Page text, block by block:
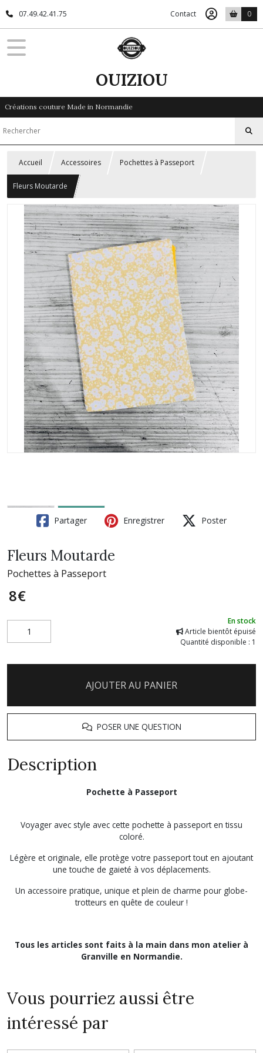
07.49.42.41.75 Contact 0
OUIZIOU
Créations couture Made in Normandie
Accueil Accessoires Pochettes à Passeport
Fleurs Moutarde
Partager Enregistrer Poster
Fleurs Moutarde
Pochettes à Passeport
8€
En stock
Article bientôt épuisé
Quantité disponible : 1
AJOUTER AU PANIER
POSER UNE QUESTION
Description
Pochette à Passeport
Voyager avec style avec cette pochette à passeport en tissu
coloré.
Légère et originale, elle protège votre passeport tout en ajoutant
une touche de gaieté à vos déplacements.
Un accessoire pratique, unique et plein de charme pour globe-
trotteurs en quête de couleur !
Tous les articles sont faits à la main dans mon atelier à
Granville en Normandie.
Vous pourriez aussi être
intéressé par